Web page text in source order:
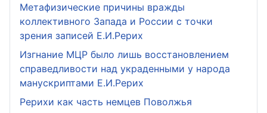
Метафизические причины вражды
коллективного Запада и России с точки
зрения записей Е.И.Рерих
Изгнание МЦР было лишь восстановлением
справедливости над украденными у народа
манускриптами Е.И.Рерих
Рерихи как часть немцев Поволжья